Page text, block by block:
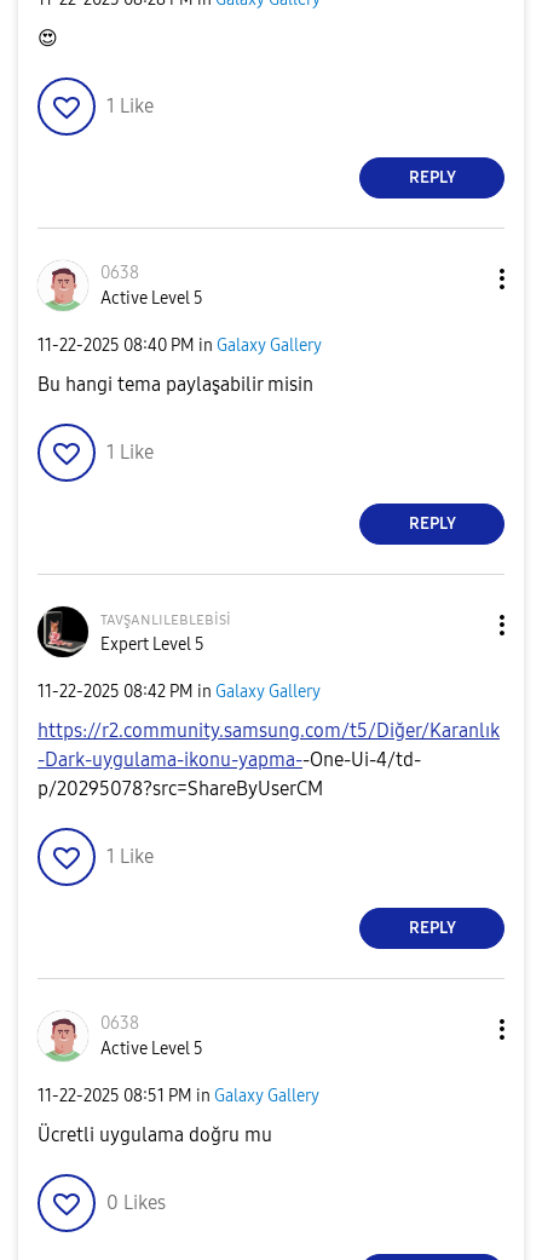
😍
1 Like
REPLY
0638
Active Level 5
‎11-22-2025 08:40 PM in Galaxy Gallery
Bu hangi tema paylaşabilir misin
1 Like
REPLY
ᴛᴀᴠşᴀɴʟɪʟᴇʙʟᴇʙisi
Expert Level 5
‎11-22-2025 08:42 PM in Galaxy Gallery
https://r2.community.samsung.com/t5/Diğer/Karanlık
-Dark-uygulama-ikonu-yapma-️-One-Ui-4/td-
p/20295078?src=ShareByUserCM
1 Like
REPLY
0638
Active Level 5
‎11-22-2025 08:51 PM in Galaxy Gallery
Ücretli uygulama doğru mu
0 Likes